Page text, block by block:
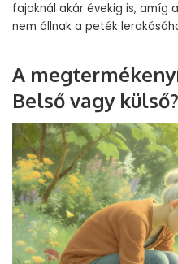
fajoknál akár évekig is, amíg
nem állnak a peték
A
Belső vagy külső?